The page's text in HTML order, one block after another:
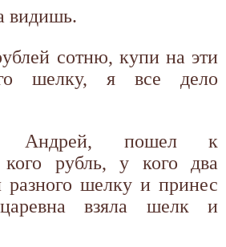
видишь.
сотню, купи на эти
шелку, я все дело
Андрей, пошел к
рубль, у кого два
разного шелку и принес
взяла шелк и